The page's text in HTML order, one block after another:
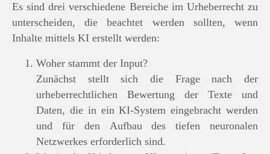
Es sind drei verschiedene Bereiche im Urheberrecht zu
unterscheiden, die beachtet werden sollten, wenn
Inhalte mittels KI erstellt werden:
Woher stammt der Input?
Zunächst stellt sich die Frage nach der
urheberrechtlichen Bewertung der Texte und
Daten, die in ein KI-System eingebracht werden
und für den Aufbau des tiefen neuronalen
Netzwerkes erforderlich sind.